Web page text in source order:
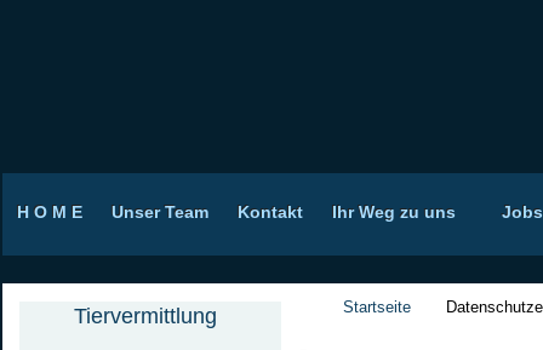
H O M E Unser Team Kontakt Ihr Weg zu uns Jobs
Startseite
Tiervermittlung